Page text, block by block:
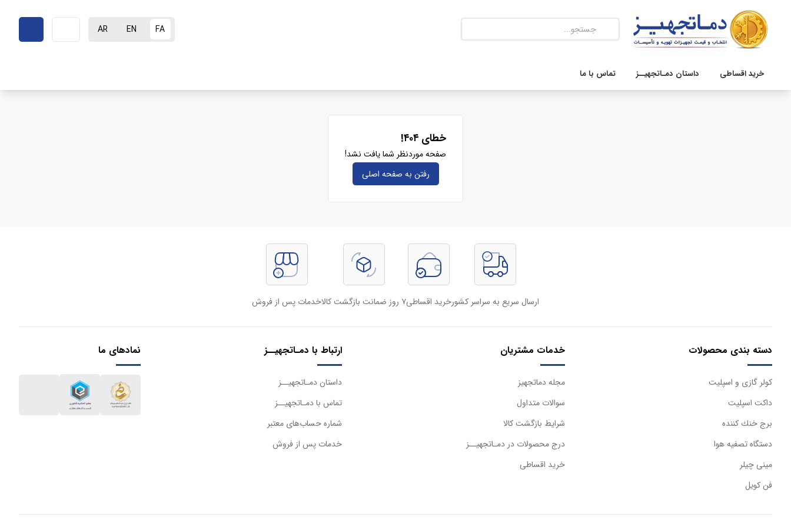
FA
EN
AR
خرید اقساطی داستان دمـاتجهیــز تماس با ما
خطای ۴۰۴!
صفحه موردنظر شما یافت نشد!
رفتن به صفحه‌ اصلی
ارسال سریع به سراسر کشورخرید اقساطی۷ روز ضمانت بازگشت کالا خدمات پس از فروش
دسته بندی محصولات
كولر گازی و اسپليت
داكت اسپليت
برج خنك كننده
دستگاه تصفيه هوا
مینی چیلر
فن کویل
خدمات مشتریان
مجله دماتجهیز
سوالات متداول
شرایط بازگشت کالا
درج محصولات در دمـاتجهیــز
خرید اقساطی
ارتباط با دمـاتجهیــز
داستان دمـاتجهیــز
تماس با دمـاتجهیــز
شماره حساب‌های معتبر
خدمات پس از فروش
نمادهای ما